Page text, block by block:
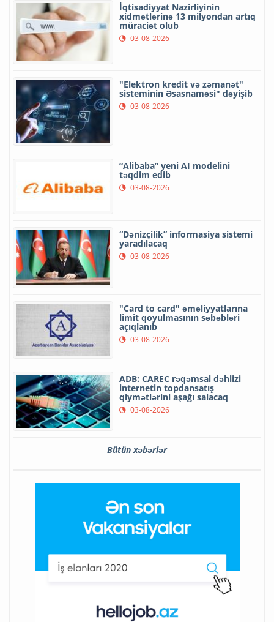
İqtisadiyyat Nazirliyinin
xidmətlərinə 13 milyondan artıq
müraciət olub
03-08-2026
"Elektron kredit və zəmanət"
sisteminin Əsasnaməsi" dəyişib
03-08-2026
“Alibaba” yeni AI modelini
təqdim edib
03-08-2026
“Dənizçilik” informasiya sistemi
yaradılacaq
03-08-2026
"Card to card" əməliyyatlarına
limit qoyulmasının səbəbləri
açıqlanıb
03-08-2026
ADB: CAREC rəqəmsal dəhlizi
internetin topdansatış
qiymətlərini aşağı salacaq
03-08-2026
Bütün xəbərlər